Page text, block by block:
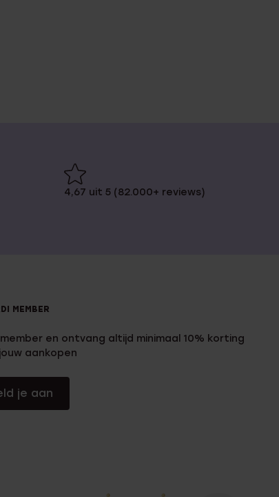
4,67 uit 5 (82.000+ reviews)
MEMBER
en ontvang altijd minimaal 10% korting
aankopen
je aan